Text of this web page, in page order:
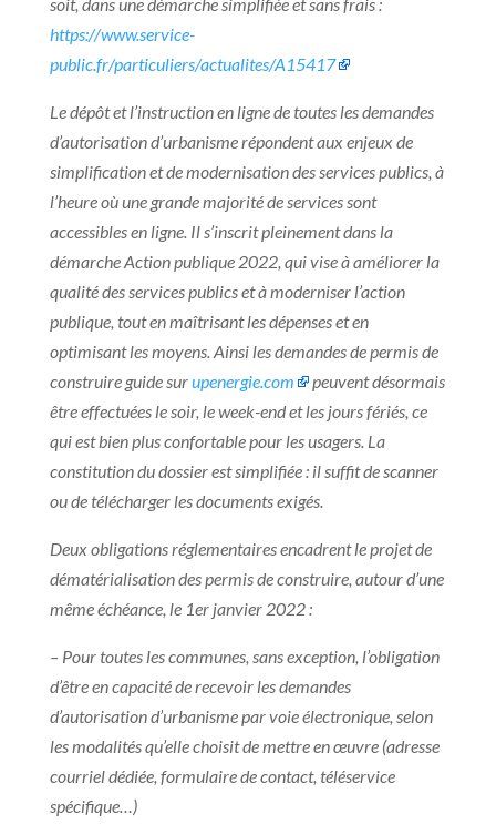
https://www.service-
public.fr/particuliers/actualites/A15417
Le dépôt et l’instruction en ligne de toutes les demandes
d’autorisation d’urbanisme répondent aux enjeux de
simplification et de modernisation des services publics, à
l’heure où une grande majorité de services sont
accessibles en ligne. Il s’inscrit pleinement dans la
démarche Action publique 2022, qui vise à améliorer la
qualité des services publics et à moderniser l’action
publique, tout en maîtrisant les dépenses et en
optimisant les moyens. Ainsi les demandes de permis de
construire guide surupenergie.com
peuvent désormais
être effectuées le soir, le week-end et les jours fériés, ce
qui est bien plus confortable pour les usagers. La
constitution du dossier est simplifiée : il suffit de scanner
ou de télécharger les documents exigés.
Deux obligations réglementaires encadrent le projet de
dématérialisation des permis de construire, autour d’une
même échéance, le 1er janvier 2022 :
– Pour toutes les communes, sans exception, l’obligation
d’être en capacité de recevoir les demandes
d’autorisation d’urbanisme par voie électronique, selon
les modalités qu’elle choisit de mettre en œuvre (adresse
courriel dédiée, formulaire de contact, téléservice
spécifique…)